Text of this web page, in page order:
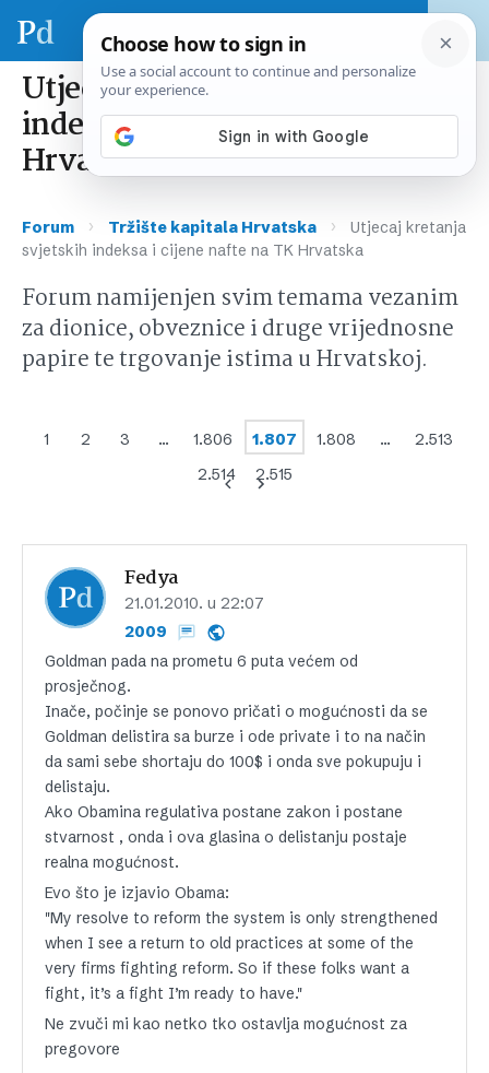
Utjecaj kretanja svjetskih
indeksa i cijene nafte na TK
Hrvatska
Forum › Tržište kapitala Hrvatska ›
Utjecaj kretanja
svjetskih indeksa i cijene nafte na TK Hrvatska
Forum namijenjen svim temama vezanim
za dionice, obveznice i druge vrijednosne
papire te trgovanje istima u Hrvatskoj.
1 2 3 … 1.806 1.807 1.808 …
2.513
2.514
2.515
Fedya
21.01.2010. u 22:07
2009
Goldman pada na prometu 6 puta većem od
prosječnog.
Inače, počinje se ponovo pričati o mogućnosti da se
Goldman delistira sa burze i ode private i to na način
da sami sebe shortaju do 100$ i onda sve pokupuju i
delistaju.
Ako Obamina regulativa postane zakon i postane
stvarnost , onda i ova glasina o delistanju postaje
realna mogućnost.
Evo što je izjavio Obama:
"My resolve to reform the system is only strengthened
when I see a return to old practices at some of the
very firms fighting reform. So if these folks want a
fight, it’s a fight I’m ready to have."
Ne zvuči mi kao netko tko ostavlja mogućnost za
pregovore